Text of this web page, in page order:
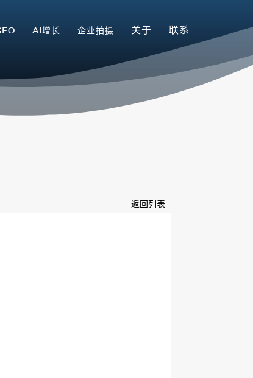
AI增长 企业拍摄 关于 联系
返回列表